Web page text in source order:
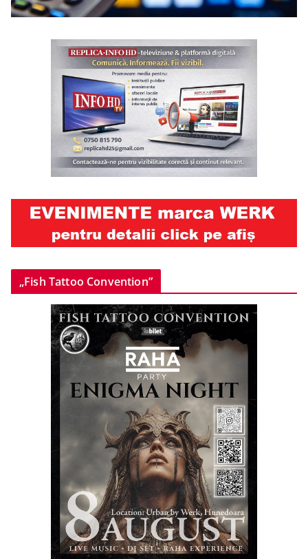
„Fish Tattoo Convention”